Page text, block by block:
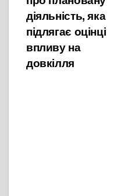
діяльність, яка
підлягає оцінці
впливу на
довкілля